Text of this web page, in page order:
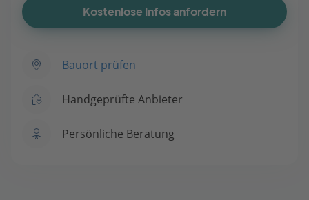
Kostenlose Infos anfordern
Bauort prüfen
Handgeprüfte Anbieter
Persönliche Beratung